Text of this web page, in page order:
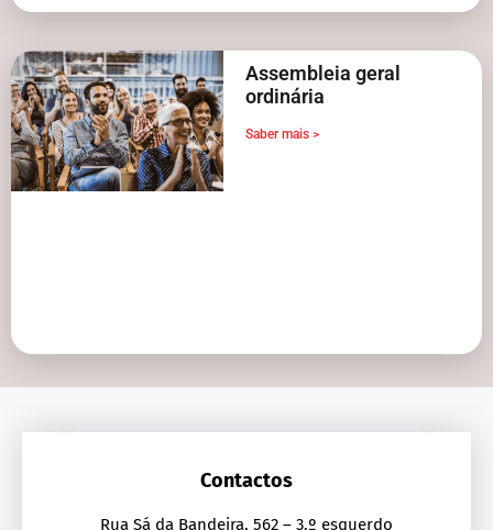
Assembleia geral
ordinária
Saber mais >
Contactos
Rua Sá da Bandeira, 562 – 3.º esquerdo